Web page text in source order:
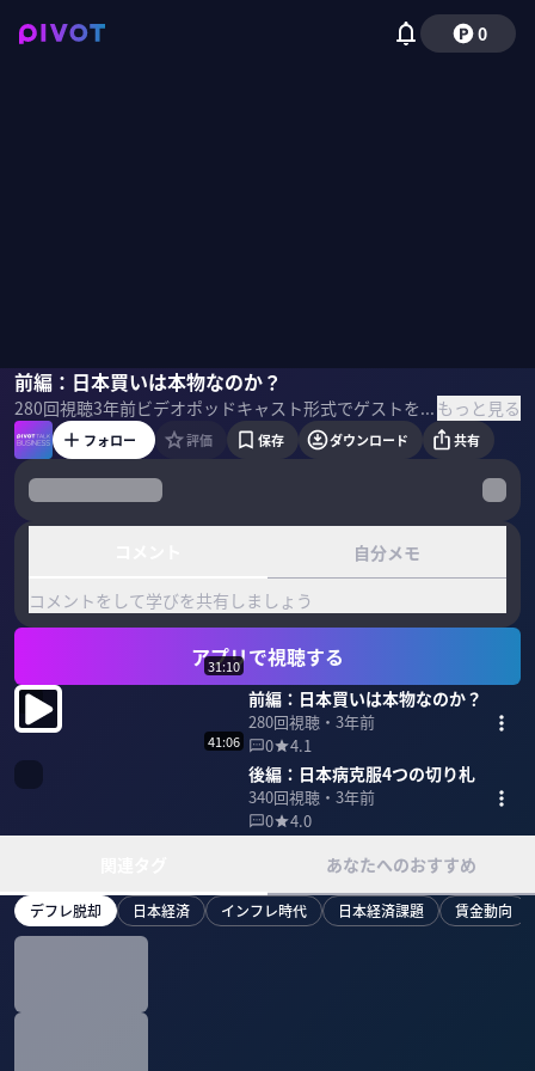
0
前編：日本買いは本物なのか？
280回視聴3年前 ビデオポッドキャスト形式でゲストを招き、最先端の話を聞くPIVOT TALK。第一生命経済研究所 首席エコノミストの永濱利廣氏に「日本買いは本物なのか？」聞いた。 ＜ゲスト＞ 永濱利廣｜第一生命経済研究所 首席エコノミスト 早稲田大学卒業、東京大学大学院経済学研究科修士課程修了。第一生命保険入社後、日本経済研究センターを経て、2016 年より現職。衆議院調査局内閣調査室客員調査員、総務省「消費統計研究会」委員、景気循環学会常務理事、跡見学園女子大学非常勤講師。2015 五年、景気循環学会中原奨励賞を受賞。著書に『経済危機はいつまで続くか』『MMT とケインズ経済学』など多数。 ＜目次＞ もっと見る
永濱利廣佐々木紀彦
フォロー 評価 保存 ダウンロード 共有
自分メモ
コメントをして学びを共有しましょう
アプリで視聴する
31:10
前編：日本買いは本物なのか？
280回視聴・ 3年前
0
4.1
41:06
後編：日本病克服4つの切り札
340回視聴・ 3年前
0
4.0
あなたへのおすすめ
デフレ脱却 日本経済 インフレ時代 日本経済課題 賃金動向